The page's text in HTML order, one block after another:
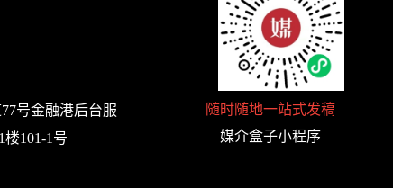
号金融港后台服
101-1号
随时随地一站式发稿
媒介盒子小程序